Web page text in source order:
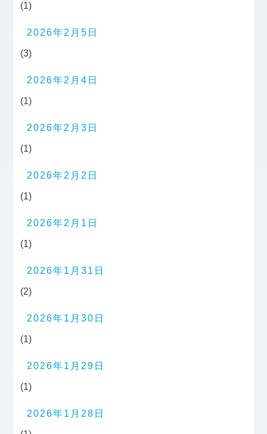
(1)
2026年2月5日
(3)
2026年2月4日
(1)
2026年2月3日
(1)
2026年2月2日
(1)
2026年2月1日
(1)
2026年1月31日
(2)
2026年1月30日
(1)
2026年1月29日
(1)
2026年1月28日